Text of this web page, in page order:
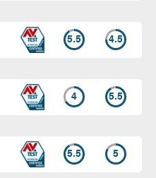
5.5 4.5
4 5.5
5.5 5